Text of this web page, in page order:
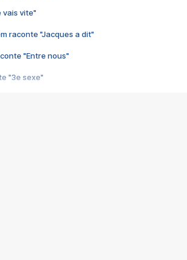
vais vite"
raconte "Jacques a dit"
"Entre nous"
"3e sexe"